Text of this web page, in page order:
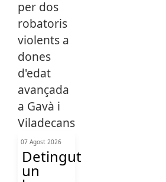
07 Agost 2026
Detingut
un